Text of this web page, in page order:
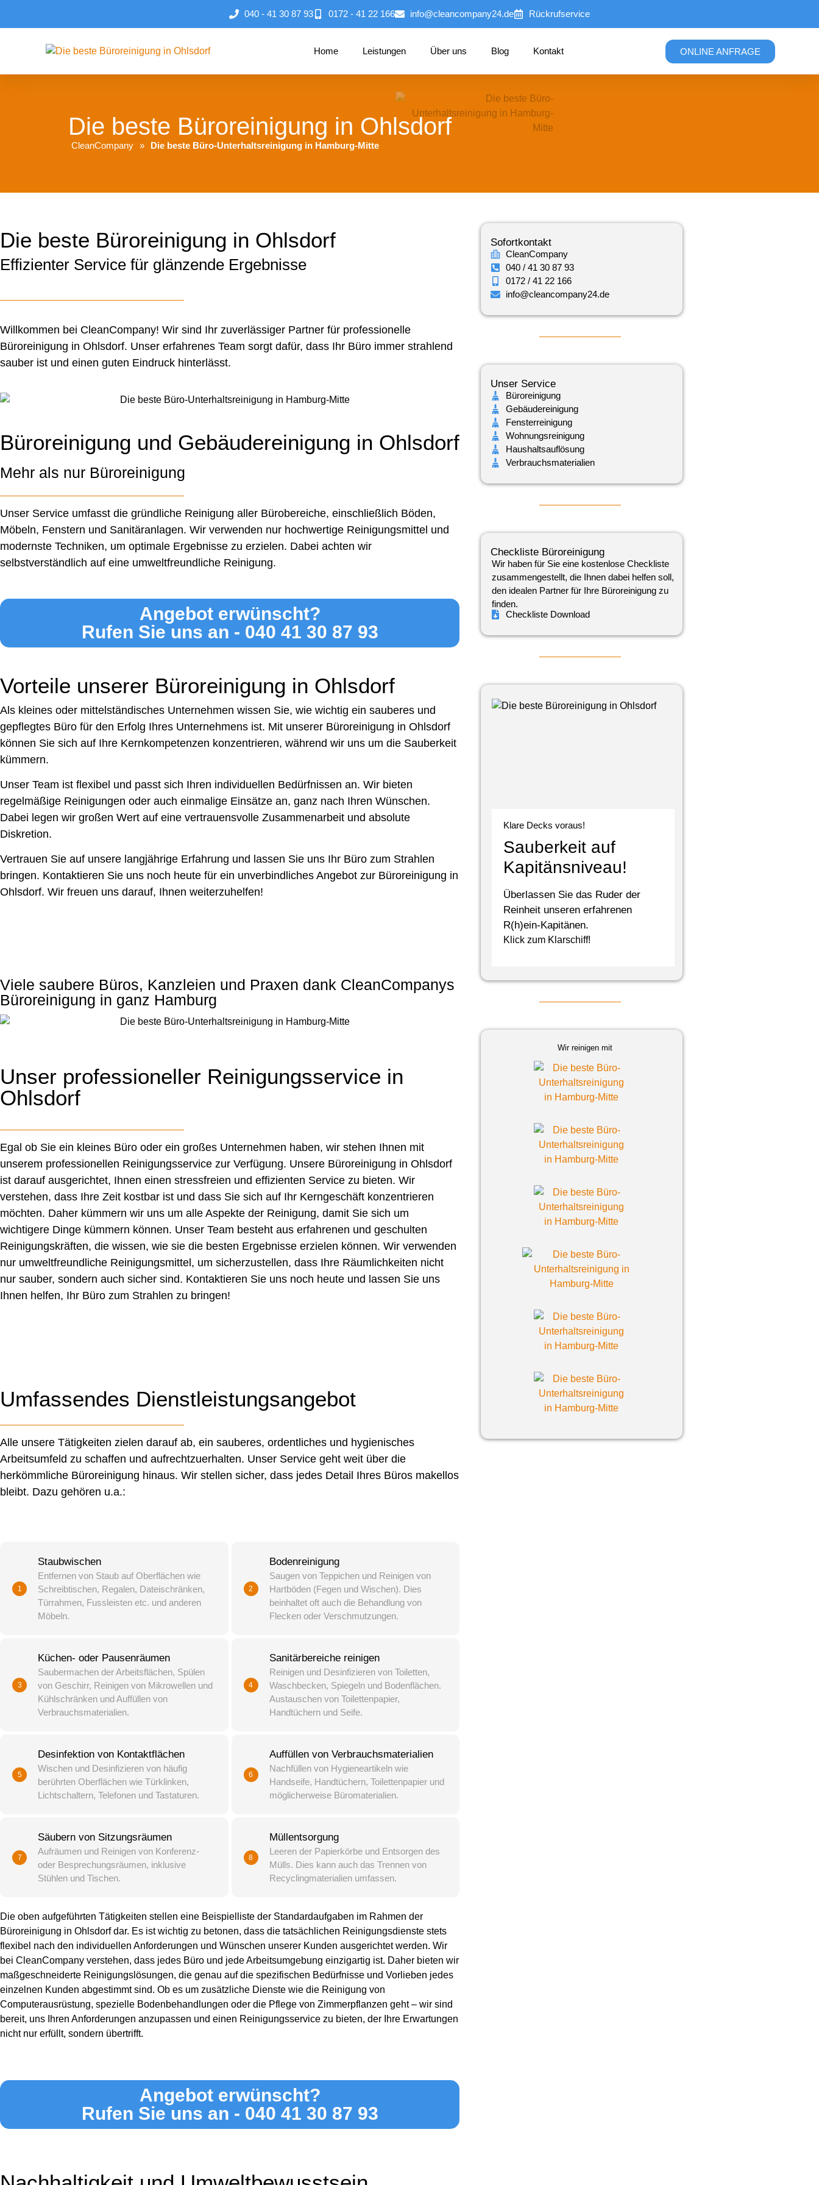
040 - 41 30 87 93 0172 - 41 22 166 info@cleancompany24.de Rückrufservice
Home Leistungen Über uns Blog Kontakt ONLINE ANFRAGE
Die beste Büroreinigung in Ohlsdorf
CleanCompany Die beste Büro-Unterhaltsreinigung in Hamburg-Mitte
Die beste Büroreinigung in Ohlsdorf
Effizienter Service für glänzende Ergebnisse
Willkommen bei CleanCompany! Wir sind Ihr zuverlässiger Partner für professionelle
Büroreinigung in Ohlsdorf. Unser erfahrenes Team sorgt dafür, dass Ihr Büro immer strahlend
sauber ist und einen guten Eindruck hinterlässt.
Büroreinigung und Gebäudereinigung in Ohlsdorf
Mehr als nur Büroreinigung
Unser Service umfasst die gründliche Reinigung aller Bürobereiche, einschließlich Böden,
Möbeln, Fenstern und Sanitäranlagen. Wir verwenden nur hochwertige Reinigungsmittel und
modernste Techniken, um optimale Ergebnisse zu erzielen. Dabei achten wir
selbstverständlich auf eine umweltfreundliche Reinigung.
Angebot erwünscht?
Rufen Sie uns an - 040 41 30 87 93
Vorteile unserer Büroreinigung in Ohlsdorf
Als kleines oder mittelständisches Unternehmen wissen Sie, wie wichtig ein sauberes und
gepflegtes Büro für den Erfolg Ihres Unternehmens ist. Mit unserer Büroreinigung in Ohlsdorf
können Sie sich auf Ihre Kernkompetenzen konzentrieren, während wir uns um die Sauberkeit
kümmern.
Unser Team ist flexibel und passt sich Ihren individuellen Bedürfnissen an. Wir bieten
regelmäßige Reinigungen oder auch einmalige Einsätze an, ganz nach Ihren Wünschen.
Dabei legen wir großen Wert auf eine vertrauensvolle Zusammenarbeit und absolute
Diskretion.
Vertrauen Sie auf unsere langjährige Erfahrung und lassen Sie uns Ihr Büro zum Strahlen
bringen. Kontaktieren Sie uns noch heute für ein unverbindliches Angebot zur Büroreinigung in
Ohlsdorf. Wir freuen uns darauf, Ihnen weiterzuhelfen!
Viele saubere Büros, Kanzleien und Praxen dank CleanCompanys
Büroreinigung in ganz Hamburg
Unser professioneller Reinigungsservice in
Ohlsdorf
Egal ob Sie ein kleines Büro oder ein großes Unternehmen haben, wir stehen Ihnen mit
unserem professionellen Reinigungsservice zur Verfügung. Unsere Büroreinigung in Ohlsdorf
ist darauf ausgerichtet, Ihnen einen stressfreien und effizienten Service zu bieten. Wir
verstehen, dass Ihre Zeit kostbar ist und dass Sie sich auf Ihr Kerngeschäft konzentrieren
möchten. Daher kümmern wir uns um alle Aspekte der Reinigung, damit Sie sich um
wichtigere Dinge kümmern können. Unser Team besteht aus erfahrenen und geschulten
Reinigungskräften, die wissen, wie sie die besten Ergebnisse erzielen können. Wir verwenden
nur umweltfreundliche Reinigungsmittel, um sicherzustellen, dass Ihre Räumlichkeiten nicht
nur sauber, sondern auch sicher sind. Kontaktieren Sie uns noch heute und lassen Sie uns
Ihnen helfen, Ihr Büro zum Strahlen zu bringen!
Umfassendes Dienstleistungsangebot
Alle unsere Tätigkeiten zielen darauf ab, ein sauberes, ordentliches und hygienisches
Arbeitsumfeld zu schaffen und aufrechtzuerhalten. Unser Service geht weit über die
herkömmliche Büroreinigung hinaus. Wir stellen sicher, dass jedes Detail Ihres Büros makellos
bleibt. Dazu gehören u.a.:
1
Staubwischen
Entfernen von Staub auf Oberflächen wie
Schreibtischen, Regalen, Dateischränken,
Türrahmen, Fussleisten etc. und anderen
Möbeln.
2
Bodenreinigung
Saugen von Teppichen und Reinigen von
Hartböden (Fegen und Wischen). Dies
beinhaltet oft auch die Behandlung von
Flecken oder Verschmutzungen.
3
Küchen- oder Pausenräumen
Saubermachen der Arbeitsflächen, Spülen
von Geschirr, Reinigen von Mikrowellen und
Kühlschränken und Auffüllen von
Verbrauchsmaterialien.
4
Sanitärbereiche reinigen
Reinigen und Desinfizieren von Toiletten,
Waschbecken, Spiegeln und Bodenflächen.
Austauschen von Toilettenpapier,
Handtüchern und Seife.
5
Desinfektion von Kontaktflächen
Wischen und Desinfizieren von häufig
berührten Oberflächen wie Türklinken,
Lichtschaltern, Telefonen und Tastaturen.
6
Auffüllen von Verbrauchsmaterialien
Nachfüllen von Hygieneartikeln wie
Handseife, Handtüchern, Toilettenpapier und
möglicherweise Büromaterialien.
7
Säubern von Sitzungsräumen
Aufräumen und Reinigen von Konferenz-
oder Besprechungsräumen, inklusive
Stühlen und Tischen.
8
Müllentsorgung
Leeren der Papierkörbe und Entsorgen des
Mülls. Dies kann auch das Trennen von
Recyclingmaterialien umfassen.
Die oben aufgeführten Tätigkeiten stellen eine Beispielliste der Standardaufgaben im Rahmen der
Büroreinigung in Ohlsdorf dar. Es ist wichtig zu betonen, dass die tatsächlichen Reinigungsdienste stets
flexibel nach den individuellen Anforderungen und Wünschen unserer Kunden ausgerichtet werden. Wir
bei CleanCompany verstehen, dass jedes Büro und jede Arbeitsumgebung einzigartig ist. Daher bieten wir
maßgeschneiderte Reinigungslösungen, die genau auf die spezifischen Bedürfnisse und Vorlieben jedes
einzelnen Kunden abgestimmt sind. Ob es um zusätzliche Dienste wie die Reinigung von
Computerausrüstung, spezielle Bodenbehandlungen oder die Pflege von Zimmerpflanzen geht – wir sind
bereit, uns Ihren Anforderungen anzupassen und einen Reinigungsservice zu bieten, der Ihre Erwartungen
nicht nur erfüllt, sondern übertrifft.
Angebot erwünscht?
Rufen Sie uns an - 040 41 30 87 93
Sofortkontakt
CleanCompany
040 / 41 30 87 93
0172 / 41 22 166
info@cleancompany24.de
Unser Service
Büroreinigung
Gebäudereinigung
Fensterreinigung
Wohnungsreinigung
Haushaltsauflösung
Verbrauchs­materialien
Checkliste Büroreinigung
Wir haben für Sie eine kostenlose Checkliste
zusammengestellt, die Ihnen dabei helfen soll,
den idealen Partner für Ihre Büroreinigung zu
finden.
Checkliste Download
Klare Decks voraus!
Sauberkeit auf
Kapitänsniveau!
Überlassen Sie das Ruder der
Reinheit unseren erfahrenen
R(h)ein-Kapitänen.
Klick zum Klarschiff!
Wir reinigen mit